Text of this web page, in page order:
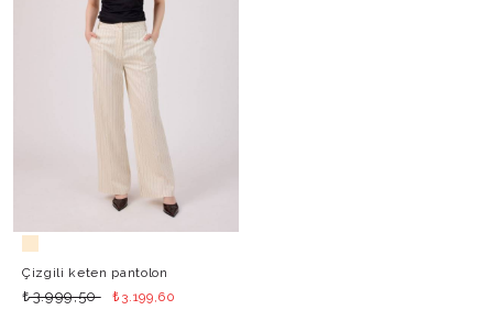
Çizgili keten pantolon
₺3.999,50 ₺3.199,60